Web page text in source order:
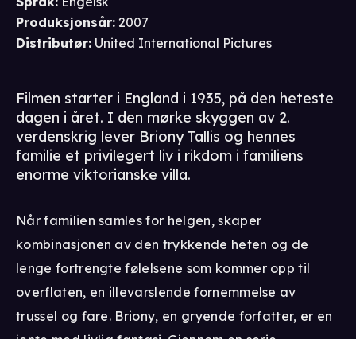
Produksjonsår: 2007
Distributør: United International Pictures
Filmen starter i England i 1935, på den heteste
dagen i året. I den mørke skyggen av 2.
verdenskrig lever Briony Tallis og hennes
familie et privilegert liv i rikdom i familiens
enorme viktorianske villa.
Når familien samles for helgen, skaper
kombinasjonen av den trykkende heten og de
lenge fortrengte følelsene som kommer opp til
overflaten, en illevarslende fornemmelse av
trussel og fare. Briony, en gryende forfatter, er en